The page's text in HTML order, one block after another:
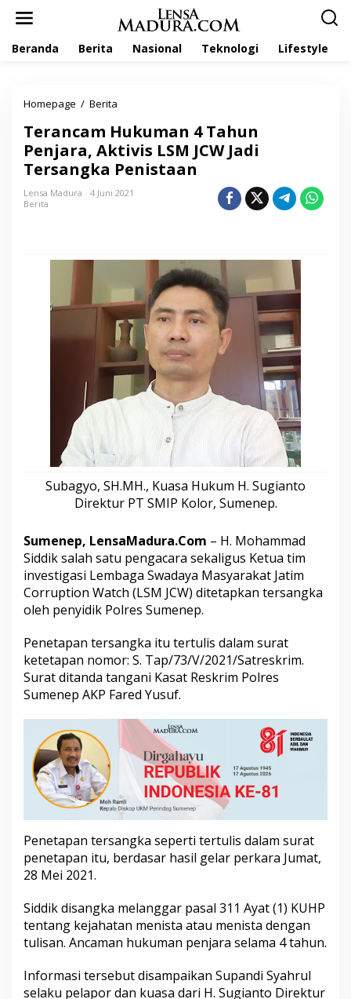
Beranda Berita Nasional Teknologi Lifestyle
Homepage / Berita
r
a
n
c
a
u
a
n
4
T
a
h
u
P
e
r
a
,
t
i
v
i
s
L
M
J
C
W
J
d
T
s
a
n
g
k
a
n
i
s
a
n
Terancam Hukuman 4 Tahun
Penjara, Aktivis LSM JCW Jadi
Tersangka Penistaan
Lensa Madura
4 Juni 2021
Berita
Subagyo, SH.MH., Kuasa Hukum H. Sugianto
Direktur PT SMIP Kolor, Sumenep.
Sumenep, LensaMadura.Com – H. Mohammad
Siddiksalah satu pengacara sekaligus Ketua tim
investigasi Lembaga Swadaya Masyarakat Jatim
Corruption Watch (LSM JCW) ditetapkan tersangka
oleh penyidik Polres Sumenep.
Penetapan tersangka itu tertulis dalam surat
ketetapan nomor: S. Tap/73/V/2021/Satreskrim.
Surat ditanda tangani Kasat Reskrim Polres
Sumenep AKP Fared Yusuf.
Penetapan tersangka seperti tertulis dalam surat
penetapan itu, berdasar hasil gelar perkara Jumat,
28 Mei 2021.
Siddik disangka melanggar pasal 311 Ayat (1) KUHP
tentang kejahatan menista atau menista dengan
tulisan. Ancaman hukuman penjara selama 4 tahun.
Informasi tersebut disampaikan Supandi Syahrul
selaku pelapor dan kuasa dari H. Sugianto Direktur